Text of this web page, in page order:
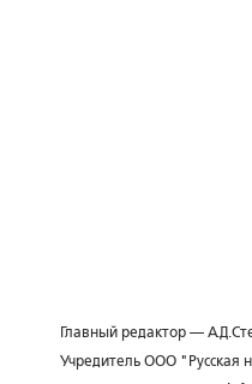
Главный редактор —
Учредитель ООО "Русская